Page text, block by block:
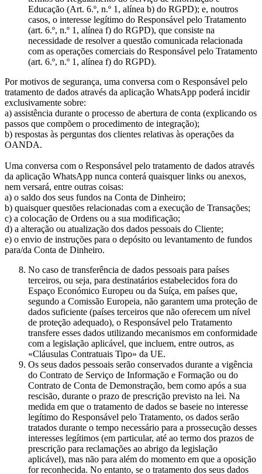
Educação (Art. 6.º, n.º 1, alínea b) do RGPD); e, noutros
casos, o interesse legítimo do Responsável pelo Tratamento
(art. 6.º, n.º 1, alínea f) do RGPD), que consiste na
necessidade de resolver a questão comunicada relacionada
com as operações comerciais do Responsável pelo Tratamento
(art. 6.º, n.º 1, alínea f) do RGPD).
Por motivos de segurança, uma conversa com o Responsável pelo
tratamento de dados através da aplicação WhatsApp poderá incidir
exclusivamente sobre:
a) assistência durante o processo de abertura de conta (explicando os
passos que compõem o procedimento de integração);
b) respostas às perguntas dos clientes relativas às operações da
OANDA.
Uma conversa com o Responsável pelo tratamento de dados através
da aplicação WhatsApp nunca conterá quaisquer links ou anexos,
nem versará, entre outras coisas:
a) o saldo dos seus fundos na Conta de Dinheiro;
b) quaisquer questões relacionadas com a execução de Transações;
c) a colocação de Ordens ou a sua modificação;
d) a alteração ou atualização dos dados pessoais do Cliente;
e) o envio de instruções para o depósito ou levantamento de fundos
para/da Conta de Dinheiro.
No caso de transferência de dados pessoais para países
terceiros, ou seja, para destinatários estabelecidos fora do
Espaço Económico Europeu ou da Suíça, em países que,
segundo a Comissão Europeia, não garantem uma proteção de
dados suficiente (países terceiros que não oferecem um nível
de proteção adequado), o Responsável pelo Tratamento
transfere esses dados utilizando mecanismos em conformidade
com a legislação aplicável, que incluem, entre outros, as
«Cláusulas Contratuais Tipo» da UE.
Os seus dados pessoais serão conservados durante a vigência
do Contrato de Serviço de Informação e Formação ou do
Contrato de Conta de Demonstração, bem como após a sua
rescisão, durante o prazo de prescrição previsto na lei. Na
medida em que o tratamento de dados se baseie no interesse
legítimo do Responsável pelo Tratamento, os dados serão
tratados durante o tempo necessário para a prossecução desses
interesses legítimos (em particular, até ao termo dos prazos de
prescrição para reclamações ao abrigo da legislação
aplicável), mas não para além do momento em que a oposição
for reconhecida. No entanto, se o tratamento dos seus dados